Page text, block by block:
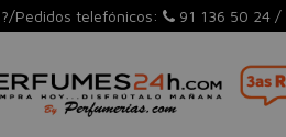
Pedidos telefónicos: 91 136 50 24 /